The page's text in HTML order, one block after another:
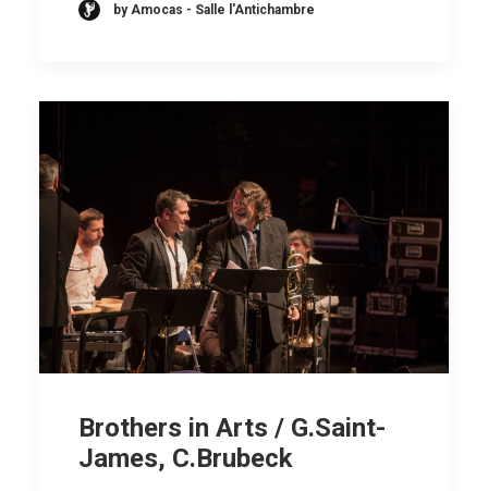
by Amocas - Salle l'Antichambre
Brothers in Arts / G.Saint-
James, C.Brubeck